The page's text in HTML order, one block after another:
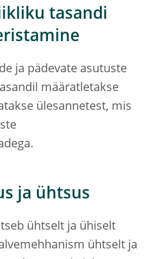
tasandi
ja pädevate asutuste
määratletakse
ülesannetest, mis
ja ühtsus
ühtselt ja ühiselt
ühtselt ja